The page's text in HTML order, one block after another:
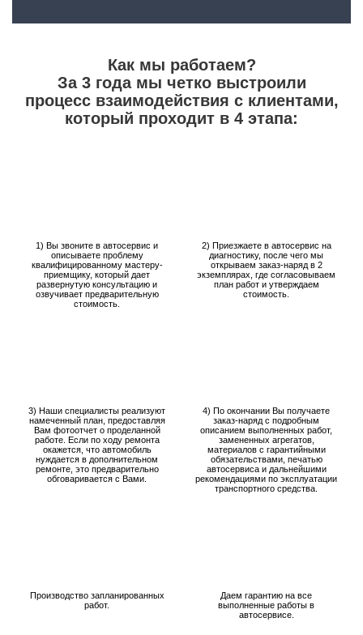
Как мы работаем?
За 3 года мы четко выстроили
процесс взаимодействия с клиентами,
который проходит в 4 этапа:
1) Вы звоните в автосервис и
описываете проблему
квалифицированному мастеру-
приемщику, который дает
развернутую консультацию и
озвучивает предварительную
стоимость.
2) Приезжаете в автосервис на
диагностику, после чего мы
открываем заказ-наряд в 2
экземплярах, где согласовываем
план работ и утверждаем
стоимость.
3) Наши специалисты реализуют
намеченный план, предоставляя
Вам фотоотчет о проделанной
работе. Если по ходу ремонта
окажется, что автомобиль
нуждается в дополнительном
ремонте, это предварительно
обговаривается с Вами.
4) По окончании Вы получаете
заказ-наряд с подробным
описанием выполненных работ,
замененных агрегатов,
материалов с гарантийными
обязательствами, печатью
автосервиса и дальнейшими
рекомендациями по эксплуатации
транспортного средства.
Производство запланированных
работ.
Даем гарантию на все
выполненные работы в
автосервисе.